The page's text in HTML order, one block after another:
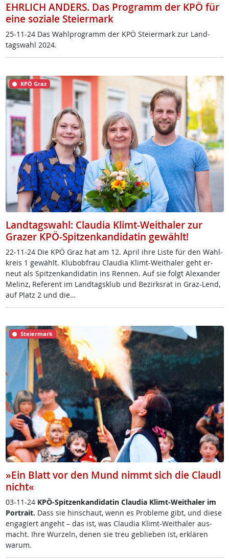
EHRLICH ANDERS. Das Programm der KPÖ für
eine soziale Steiermark
25-11-24 Das Wahl­pro­gramm der KPÖ Stei­er­mark zur Land­
tags­wahl 2024.
KPÖ Graz
Landtagswahl: Claudia Klimt-Weithaler zur
Grazer KPÖ-Spitzenkandidatin gewählt!
22-11-24 Die KPÖ Graz hat am 12. April ih­re Lis­te für den Wahl­
kreis 1 ge­wählt. Klu­b­ob­frau Clau­dia Klimt-Weitha­ler geht er­
neut als Spit­zen­kan­di­da­tin ins Ren­nen. Auf sie folgt Alex­an­der
Me­linz, Re­fe­rent im Land­tags­klub und Be­zirks­rat in Graz-Lend,
auf Platz 2 und die…
Steiermark
»Ein Blatt vor den Mund nimmt sich die Claudl
nicht«
03-11-24 KPÖ-Spit­zen­kan­di­da­tin Clau­dia Klimt-Weitha­ler im
Por­trait. Dass sie hin­schaut, wenn es Pro­b­le­me gibt, und die­se
en­ga­giert an­geht – das ist, was Clau­dia Klimt-Weitha­ler aus­
macht. Ih­re Wur­zeln, de­nen sie treu ge­b­lie­ben ist, er­klä­ren
warum.